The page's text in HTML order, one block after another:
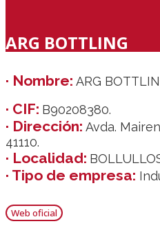
ARG BOTTLING
· Nombre: ARG
· CIF: B90208380.
· Dirección: Avda.
41110.
· Localidad:
· Tipo de empresa:
Web oficial